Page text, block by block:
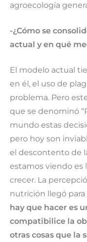
agroecología
-¿Cómo se
actual y en qué
El modelo actual
en él, el uso de
problema. Pero
que se denominó
mundo estas
pero hoy son
el descontento de
estamos viendo es
crecer. La
nutrición llegó para
hay que hacer es
compatibilice la
otras cosas que la